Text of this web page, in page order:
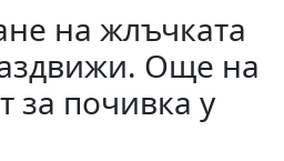
на жлъчката
Още на
за почивка у